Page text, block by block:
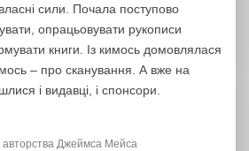
сили. Почала поступово
опрацьовувати рукописи
книги. Із кимось домовлялася
– про сканування. А вже на
і видавці, і спонсори.
авторства Джеймса Мейса